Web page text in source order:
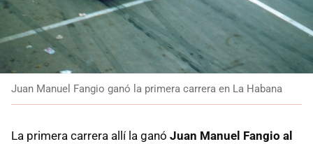
Juan Manuel Fangio ganó la primera carrera en La Habana
La primera carrera allí la ganó Juan Manuel Fangio al